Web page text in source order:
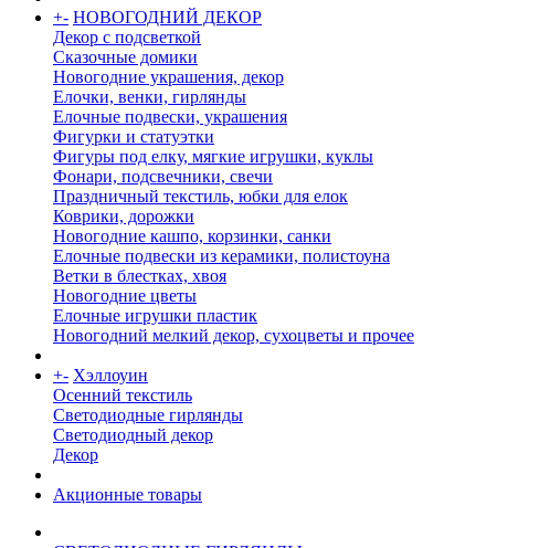
+- НОВОГОДНИЙ ДЕКОР
Декор с подсветкой
Сказочные домики
Новогодние украшения, декор
Елочки, венки, гирлянды
Елочные подвески, украшения
Фигурки и статуэтки
Фигуры под елку, мягкие игрушки, куклы
Фонари, подсвечники, свечи
Праздничный текстиль, юбки для елок
Коврики, дорожки
Новогодние кашпо, корзинки, санки
Елочные подвески из керамики, полистоуна
Ветки в блестках, хвоя
Новогодние цветы
Елочные игрушки пластик
Новогодний мелкий декор, сухоцветы и прочее
+- Хэллоуин
Осенний текстиль
Светодиодные гирлянды
Светодиодный декор
Декор
Акционные товары